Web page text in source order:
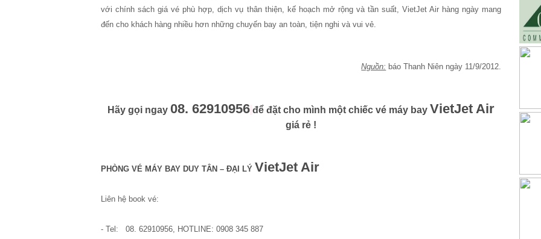
với chính sách giá vé phù hợp, dịch vụ thân thiện, kế hoạch mở rộng và tần suất, VietJet Air hàng ngày mang
đến cho khách hàng nhiều hơn những chuyến bay an toàn, tiện nghi và vui vẻ.
Nguồn: báo Thanh Niên ngày 11/9/2012.
Hãy gọi ngay 08. 62910956 để đặt cho mình một chiếc vé máy bay VietJet Air
giá rẻ !
PHÒNG VÉ MÁY BAY DUY TÂN – ĐẠI LÝ VietJet Air
Liên hệ book vé:
- Tel: 08. 62910956, HOTLINE: 0908 345 887